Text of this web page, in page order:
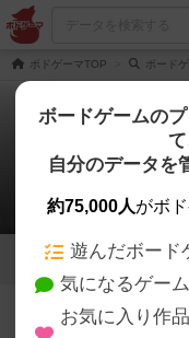
ボドゲーマTOP ボード
姫
1
姫と騎
ボードゲームの
て
自分のデータを
約75,000人がボ
遊んだボード
気になるゲー
お気に入り作